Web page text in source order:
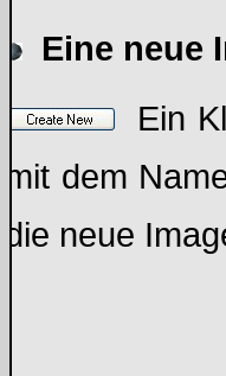
Eine neue
Ein
mit dem
die neue